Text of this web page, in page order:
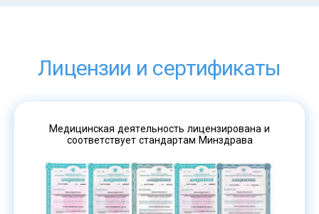
Лицензии и сертификаты
Медицинская деятельность лицензирована и
соответствует стандартам Минздрава